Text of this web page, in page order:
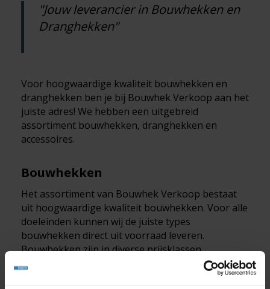
Jouw leverancier in Bouwhekken en
Dranghekken
Voor hoogwaardige kwaliteit bouwhekken en
dranghekken ben je bij Bouwhek Verkoop aan het
juiste adres! We hebben een uitgebreid
assortiment bouwhekken, dranghekken en
accessoires.
Bouwhekken
Het assortiment van Bouwhek Verkoop bestaat
uit hoogwaardige kwaliteit bouwhekken. Voor alle
doeleinden kunnen wij de juiste types
bouwhekken direct uit voorraad leveren.
Bouwhekken zijn in diverse prijsklassen
beschikbaar, dus voor ieder wat wils. Het